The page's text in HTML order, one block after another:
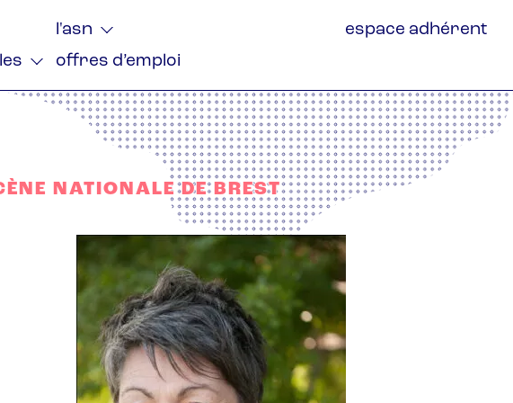
l'asn
offres d’emploi
espace adhérent
NATIONALE DE BREST